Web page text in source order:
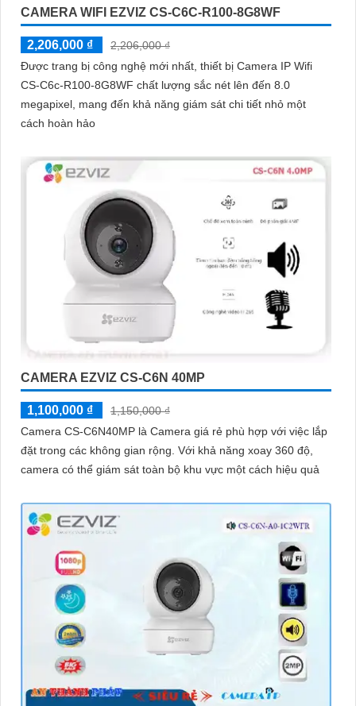
CAMERA WIFI EZVIZ CS-C6C-R100-8G8WF
2,206,000 ₫
2,206,000 ₫
Được trang bị công nghệ mới nhất, thiết bị Camera IP Wifi
CS-C6c-R100-8G8WF chất lượng sắc nét lên đến 8.0
megapixel, mang đến khả năng giám sát chi tiết nhỏ một
cách hoàn hảo
CAMERA EZVIZ CS-C6N 40MP
1,100,000 ₫
1,150,000 ₫
Camera CS-C6N40MP là Camera giá rẻ phù hợp với việc lắp
đặt trong các không gian rộng. Với khả năng xoay 360 độ,
camera có thể giám sát toàn bộ khu vực một cách hiệu quả